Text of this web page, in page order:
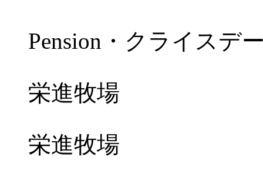
Pension・クライスデ
栄進牧場
栄進牧場